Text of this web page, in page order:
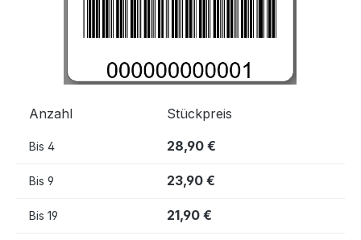
Anzahl Stückpreis
Bis 4 28,90 €
Bis 9 23,90 €
Bis 19 21,90 €